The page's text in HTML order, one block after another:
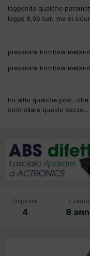
leggendo qualche
leggo 8,96 bar.. ma di
pressione bombole
pressione bombole
ho letto qualche post..
controllare questo pezzo...
Risposte
4
Creato
8